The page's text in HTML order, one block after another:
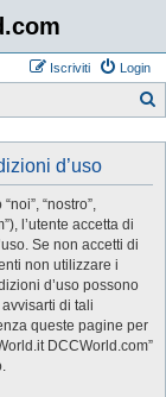
Login
Iscriviti
d’uso
“nostro”,
l’utente accetta di
Se non accetti di
non utilizzare i
d’uso possono
di tali
queste pagine per
DCCWorld.com”